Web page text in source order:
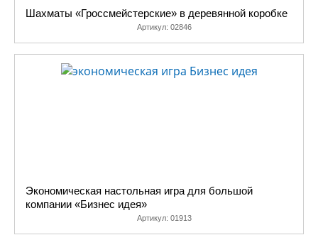
Шахматы «Гроссмейстерские» в деревянной коробке
Артикул: 02846
Экономическая настольная игра для большой
компании «Бизнес идея»
Артикул: 01913